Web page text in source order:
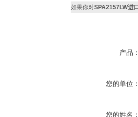
如果你对SPA2157LW进
产品
您的单位
您的姓名